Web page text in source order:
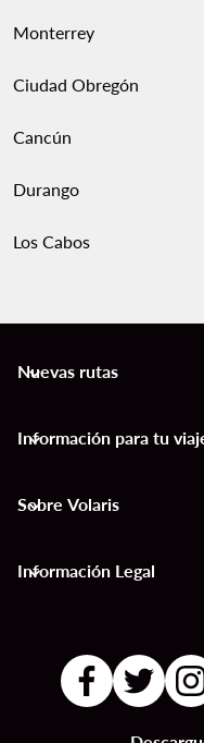
Monterrey
Ciudad Obregón
Cancún
Durango
Los Cabos
Nuevas rutas
keyboard_arrow_down
Información para tu
keyboard_arrow_down
Sobre Volaris
keyboard_arrow_down
Información Legal
keyboard_arrow_down